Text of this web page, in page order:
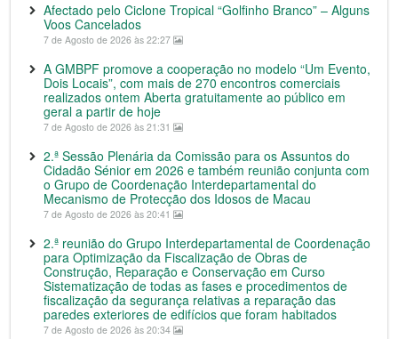
Afectado pelo Ciclone Tropical “Golfinho Branco” – Alguns
Voos Cancelados
7 de Agosto de 2026 às 22:27
A GMBPF promove a cooperação no modelo “Um Evento,
Dois Locais”, com mais de 270 encontros comerciais
realizados ontem Aberta gratuitamente ao público em
geral a partir de hoje
7 de Agosto de 2026 às 21:31
2.ª Sessão Plenária da Comissão para os Assuntos do
Cidadão Sénior em 2026 e também reunião conjunta com
o Grupo de Coordenação Interdepartamental do
Mecanismo de Protecção dos Idosos de Macau
7 de Agosto de 2026 às 20:41
2.ª reunião do Grupo Interdepartamental de Coordenação
para Optimização da Fiscalização de Obras de
Construção, Reparação e Conservação em Curso
Sistematização de todas as fases e procedimentos de
fiscalização da segurança relativas a reparação das
paredes exteriores de edifícios que foram habitados
7 de Agosto de 2026 às 20:34